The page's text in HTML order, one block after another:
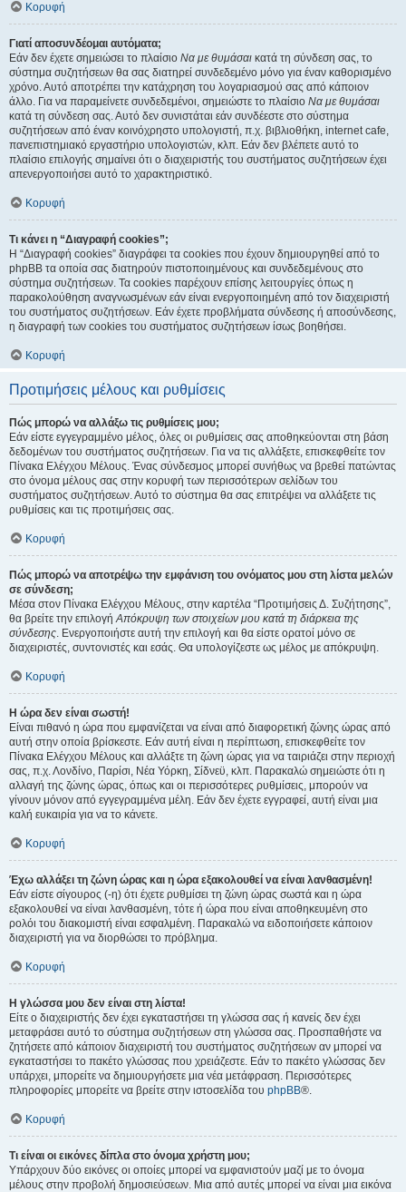
Κορυφή
Γιατί αποσυνδέομαι αυτόματα;
Εάν δεν έχετε σημειώσει το πλαίσιο Να με θυμάσαι κατά τη σύνδεση σας, το
σύστημα συζητήσεων θα σας διατηρεί συνδεδεμένο μόνο για έναν καθορισμένο
χρόνο. Αυτό αποτρέπει την κατάχρηση του λογαριασμού σας από κάποιον
άλλο. Για να παραμείνετε συνδεδεμένοι, σημειώστε το πλαίσιο Να με θυμάσαι
κατά τη σύνδεση σας. Αυτό δεν συνιστάται εάν συνδέεστε στο σύστημα
συζητήσεων από έναν κοινόχρηστο υπολογιστή, π.χ. βιβλιοθήκη, internet cafe,
πανεπιστημιακό εργαστήριο υπολογιστών, κλπ. Εάν δεν βλέπετε αυτό το
πλαίσιο επιλογής σημαίνει ότι ο διαχειριστής του συστήματος συζητήσεων έχει
απενεργοποιήσει αυτό το χαρακτηριστικό.
Κορυφή
Τι κάνει η “Διαγραφή cookies”;
Η “Διαγραφή cookies” διαγράφει τα cookies που έχουν δημιουργηθεί από το
phpBB τα οποία σας διατηρούν πιστοποιημένους και συνδεδεμένους στο
σύστημα συζητήσεων. Τα cookies παρέχουν επίσης λειτουργίες όπως η
παρακολούθηση αναγνωσμένων εάν είναι ενεργοποιημένη από τον διαχειριστή
του συστήματος συζητήσεων. Εάν έχετε προβλήματα σύνδεσης ή αποσύνδεσης,
η διαγραφή των cookies του συστήματος συζητήσεων ίσως βοηθήσει.
Κορυφή
Προτιμήσεις μέλους και ρυθμίσεις
Πώς μπορώ να αλλάξω τις ρυθμίσεις μου;
Εάν είστε εγγεγραμμένο μέλος, όλες οι ρυθμίσεις σας αποθηκεύονται στη βάση
δεδομένων του συστήματος συζητήσεων. Για να τις αλλάξετε, επισκεφθείτε τον
Πίνακα Ελέγχου Μέλους. Ένας σύνδεσμος μπορεί συνήθως να βρεθεί πατώντας
στο όνομα μέλους σας στην κορυφή των περισσότερων σελίδων του
συστήματος συζητήσεων. Αυτό το σύστημα θα σας επιτρέψει να αλλάξετε τις
ρυθμίσεις και τις προτιμήσεις σας.
Κορυφή
Πώς μπορώ να αποτρέψω την εμφάνιση του ονόματος μου στη λίστα μελών
σε σύνδεση;
Μέσα στον Πίνακα Ελέγχου Μέλους, στην καρτέλα “Προτιμήσεις Δ. Συζήτησης”,
θα βρείτε την επιλογήΑπόκρυψη των στοιχείων μου κατά τη διάρκεια της
σύνδεσης. Ενεργοποιήστε αυτή την επιλογή και θα είστε ορατοί μόνο σε
διαχειριστές, συντονιστές και εσάς. Θα υπολογίζεστε ως μέλος με απόκρυψη.
Κορυφή
Η ώρα δεν είναι σωστή!
Είναι πιθανό η ώρα που εμφανίζεται να είναι από διαφορετική ζώνης ώρας από
αυτή στην οποία βρίσκεστε. Εάν αυτή είναι η περίπτωση, επισκεφθείτε τον
Πίνακα Ελέγχου Μέλους και αλλάξτε τη ζώνη ώρας για να ταιριάζει στην περιοχή
σας, π.χ. Λονδίνο, Παρίσι, Νέα Υόρκη, Σίδνεϋ, κλπ. Παρακαλώ σημειώστε ότι η
αλλαγή της ζώνης ώρας, όπως και οι περισσότερες ρυθμίσεις, μπορούν να
γίνουν μόνον από εγγεγραμμένα μέλη. Εάν δεν έχετε εγγραφεί, αυτή είναι μια
καλή ευκαιρία για να το κάνετε.
Κορυφή
Έχω αλλάξει τη ζώνη ώρας και η ώρα εξακολουθεί να είναι λανθασμένη!
Εάν είστε σίγουρος (-η) ότι έχετε ρυθμίσει τη ζώνη ώρας σωστά και η ώρα
εξακολουθεί να είναι λανθασμένη, τότε ή ώρα που είναι αποθηκευμένη στο
ρολόι του διακομιστή είναι εσφαλμένη. Παρακαλώ να ειδοποιήσετε κάποιον
διαχειριστή για να διορθώσει το πρόβλημα.
Κορυφή
Η γλώσσα μου δεν είναι στη λίστα!
Είτε ο διαχειριστής δεν έχει εγκαταστήσει τη γλώσσα σας ή κανείς δεν έχει
μεταφράσει αυτό το σύστημα συζητήσεων στη γλώσσα σας. Προσπαθήστε να
ζητήσετε από κάποιον διαχειριστή του συστήματος συζητήσεων αν μπορεί να
εγκαταστήσει το πακέτο γλώσσας που χρειάζεστε. Εάν το πακέτο γλώσσας δεν
υπάρχει, μπορείτε να δημιουργήσετε μια νέα μετάφραση. Περισσότερες
πληροφορίες μπορείτε να βρείτε στην ιστοσελίδα του phpBB®.
Κορυφή
Τι είναι οι εικόνες δίπλα στο όνομα χρήστη μου;
Υπάρχουν δύο εικόνες οι οποίες μπορεί να εμφανιστούν μαζί με το όνομα
μέλους στην προβολή δημοσιεύσεων. Μια από αυτές μπορεί να είναι μια εικόνα